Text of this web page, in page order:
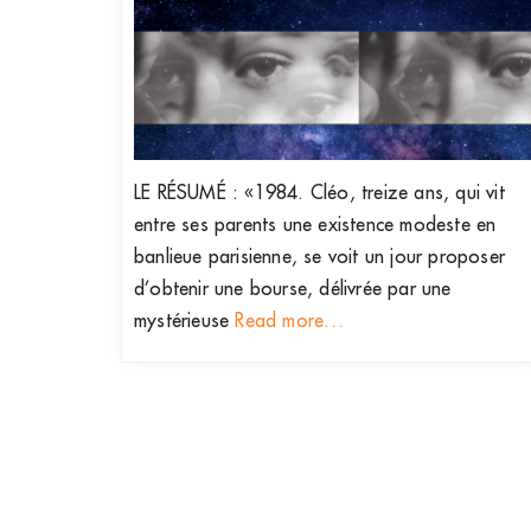
LE RÉSUMÉ : «1984. Cléo, treize ans, qui vit
entre ses parents une existence modeste en
banlieue parisienne, se voit un jour proposer
d’obtenir une bourse, délivrée par une
mystérieuse Read more…